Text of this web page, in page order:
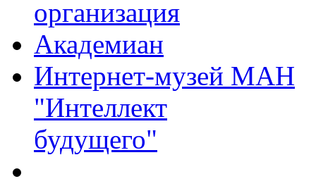
организация
Академиан
Интернет-музей МАН
"Интеллект
будущего"